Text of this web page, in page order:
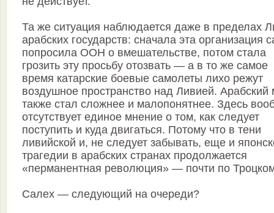
Та же ситуация наблюдается даже в пределах
арабских государств: сначала эта организация
попросила ООН о вмешательстве, потом стала
грозить эту просьбу отозвать — а в то же самое
время катарские боевые самолеты лихо режут
воздушное пространство над Ливией. Арабский
также стал сложнее и малопонятнее. Здесь
отсутствует единое мнение о том, как следует
поступить и куда двигаться. Потому что в тени
ливийской и, не следует забывать, еще и
трагедии в арабских странах продолжается
«перманентная революция» — почти по
Салех — следующий на очереди?